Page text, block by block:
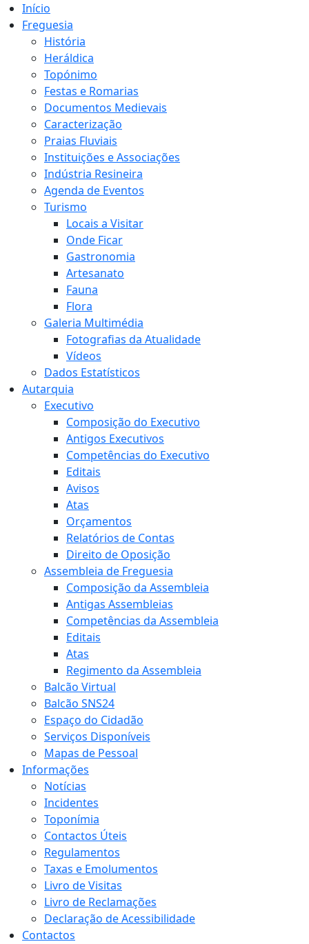
Início
Freguesia
História
Heráldica
Topónimo
Festas e Romarias
Documentos Medievais
Caracterização
Praias Fluviais
Instituições e Associações
Indústria Resineira
Agenda de Eventos
Turismo
Locais a Visitar
Onde Ficar
Gastronomia
Artesanato
Fauna
Flora
Galeria Multimédia
Fotografias da Atualidade
Vídeos
Dados Estatísticos
Autarquia
Executivo
Composição do Executivo
Antigos Executivos
Competências do Executivo
Editais
Avisos
Atas
Orçamentos
Relatórios de Contas
Direito de Oposição
Assembleia de Freguesia
Composição da Assembleia
Antigas Assembleias
Competências da Assembleia
Editais
Atas
Regimento da Assembleia
Balcão Virtual
Balcão SNS24
Espaço do Cidadão
Serviços Disponíveis
Mapas de Pessoal
Informações
Notícias
Incidentes
Toponímia
Contactos Úteis
Regulamentos
Taxas e Emolumentos
Livro de Visitas
Livro de Reclamações
Declaração de Acessibilidade
Contactos